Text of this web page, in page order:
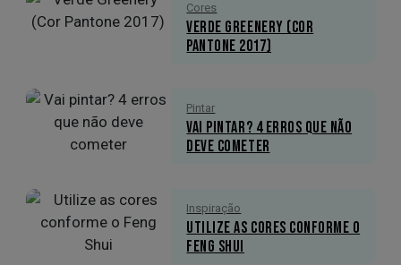
Cores
Verde Greenery (Cor
Pantone 2017)
Pintar
Vai pintar? 4 erros que não
deve cometer
Inspiração
Utilize as cores conforme o
Feng Shui